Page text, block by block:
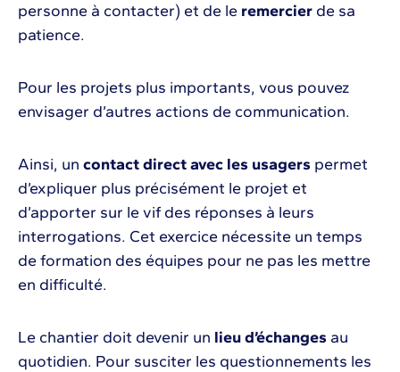
personne à contacter) et de le remercier de sa
patience.
Pour les projets plus importants, vous pouvez
envisager d’autres actions de communication.
Ainsi, un contact direct avec les usagers permet
d’expliquer plus précisément le projet et
d’apporter sur le vif des réponses à leurs
interrogations. Cet exercice nécessite un temps
de formation des équipes pour ne pas les mettre
en difficulté.
Le chantier doit devenir un lieu d’échanges au
quotidien. Pour susciter les questionnements les